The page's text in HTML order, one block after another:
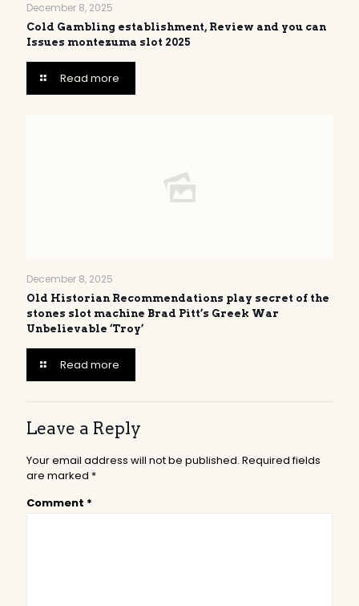
December 8, 2025
Cold Gambling establishment, Review and you can
Issues montezuma slot 2025
Read more
December 8, 2025
Old Historian Recommendations play secret of the
stones slot machine Brad Pitt’s Greek War
Unbelievable ‘Troy’
Read more
Leave a Reply
Your email address will not be published. Required fields
are marked *
Comment *